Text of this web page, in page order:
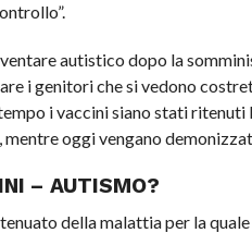
autistico dopo la
i genitori che si vedono
i vaccini siano stati ritenuti
oggi vengano
– AUTISMO?
della malattia per la quale